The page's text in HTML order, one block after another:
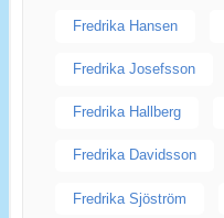
Fredrika Hansen
Fredrika Josefsson
Fredrika Hallberg
Fredrika Davidsson
Fredrika Sjöström